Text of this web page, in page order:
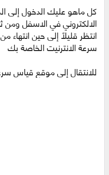
كل ماهو عليك الدخول إلى
الالكتروني في الاسفل ومن
انتظر قليلاً إلى حين
سرعة الانترنيت الخاصة بك
للانتقال إلى موقع قياس